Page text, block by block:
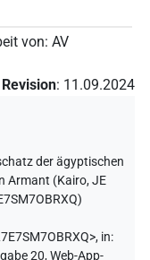
von: AV
: 11.09.2024
der ägyptischen
Armant (Kairo, JE
)
, in:
20, Web-App-